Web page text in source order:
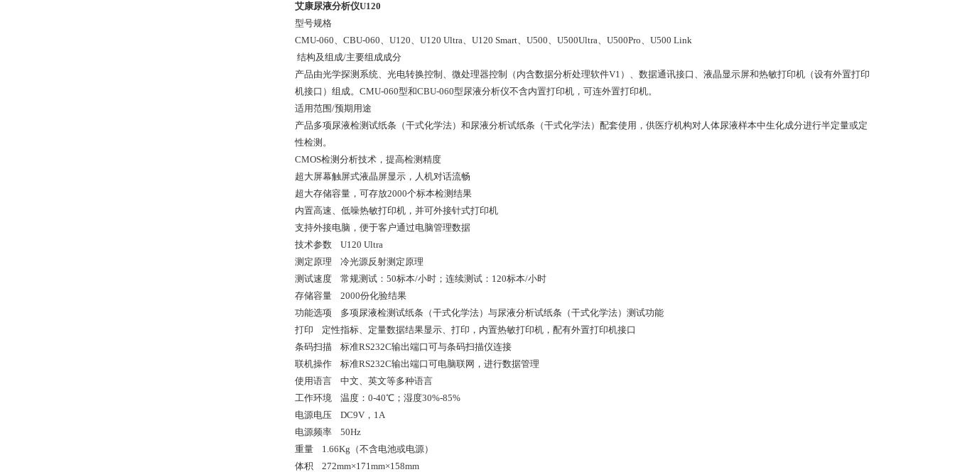
艾康尿液分析仪U120
型号规格
CMU-060、CBU-060、U120、U120 Ultra、U120 Smart、U500、U500Ultra、U500Pro、U500 Link
结构及组成/主要组成成分
产品由光学探测系统、光电转换控制、微处理器控制（内含数据分析处理软件V1）、数据通讯接口、液晶显示屏和热敏打印机（设有外置打印
机接口）组成。CMU-060型和CBU-060型尿液分析仪不含内置打印机，可连外置打印机。
适用范围/预期用途
产品多项尿液检测试纸条（干式化学法）和尿液分析试纸条（干式化学法）配套使用，供医疗机构对人体尿液样本中生化成分进行半定量或定
性检测。
CMOS检测分析技术，提高检测精度
超大屏幕触屏式液晶屏显示，人机对话流畅
超大存储容量，可存放2000个标本检测结果
内置高速、低噪热敏打印机，并可外接针式打印机
支持外接电脑，便于客户通过电脑管理数据
技术参数 U120 Ultra
测定原理 冷光源反射测定原理
测试速度 常规测试：50标本/小时；连续测试：120标本/小时
存储容量 2000份化验结果
功能选项 多项尿液检测试纸条（干式化学法）与尿液分析试纸条（干式化学法）测试功能
打印 定性指标、定量数据结果显示、打印，内置热敏打印机，配有外置打印机接口
条码扫描 标准RS232C输出端口可与条码扫描仪连接
联机操作 标准RS232C输出端口可电脑联网，进行数据管理
使用语言 中文、英文等多种语言
工作环境 温度：0-40℃；湿度30%-85%
电源电压 DC9V，1A
电源频率 50Hz
重量 1.66Kg（不含电池或电源）
体积 272mm×171mm×158mm